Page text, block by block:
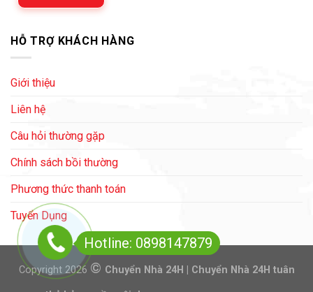
Hotline: 0898147879
HỖ TRỢ KHÁCH HÀNG
Giới thiệu
Liên hệ
Câu hỏi thường gặp
Chính sách bồi thường
Phương thức thanh toán
Tuyển Dụng
Copyright 2026 © Chuyển Nhà 24H | Chuyển Nhà 24H tuân